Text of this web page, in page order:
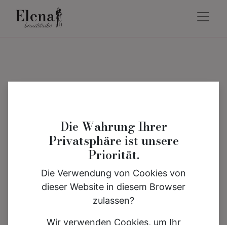
Die Wahrung Ihrer
Privatsphäre ist unsere
Priorität.
Die Verwendung von Cookies von
dieser Website in diesem Browser
zulassen?
Wir verwenden Cookies, um Ihr